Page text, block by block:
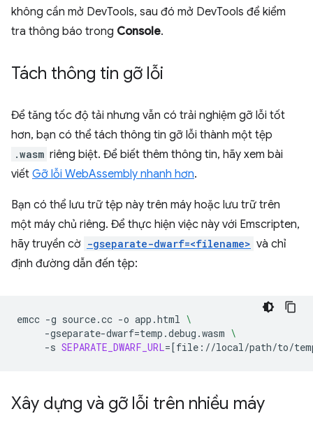
không cần mở DevTools, sau đó mở DevTools để kiểm
tra thông báo trong Console.
Tách thông tin gỡ lỗi
Để tăng tốc độ tải nhưng vẫn có trải nghiệm gỡ lỗi tốt
hơn, bạn có thể tách thông tin gỡ lỗi thành một tệp
.wasm riêng biệt. Để biết thêm thông tin, hãy xem bài
viết Gỡ lỗi WebAssembly nhanh hơn.
Bạn có thể lưu trữ tệp này trên máy hoặc lưu trữ trên
một máy chủ riêng. Để thực hiện việc này với Emscripten,
hãy truyền cờ -gseparate-dwarf=<filename> và chỉ
định đường dẫn đến tệp:
emcc -g source.cc -o app.html \
-gseparate-dwarf=temp.debug.wasm \
-s SEPARATE_DWARF_URL=[file://local/path/to/
Xây dựng và gỡ lỗi trên nhiều máy